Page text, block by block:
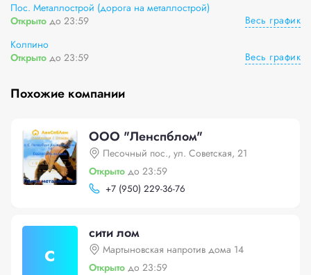
Пос. Металлострой (дорога на металлострой)
Открыто до 23:59
Весь график
Колпино
Открыто до 23:59 Весь график
Похожие компании
ООО "Ленспблом"
Песочный пос., ул. Советская, 21
Открыто до 23:59
+7 (950) 229-36-76
с
сити лом
Мартыновская напротив дома 14
Открыто до 23:59